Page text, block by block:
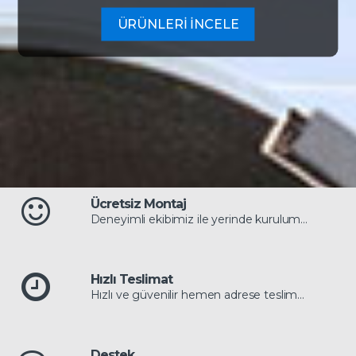
ÜRÜNLERİ İNCELE
Ücretsiz Montaj
Deneyimli ekibimiz ile yerinde kurulum…
Hızlı Teslimat
Hızlı ve güvenilir hemen adrese teslim…